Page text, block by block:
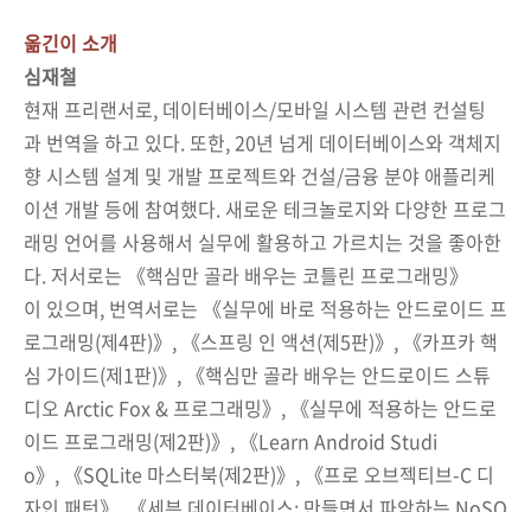
옮긴이 소개
심재철
현재 프리랜서로, 데이터베이스/모바일 시스템 관련 컨설팅
과 번역을 하고 있다. 또한, 20년 넘게 데이터베이스와 객체지
향 시스템 설계 및 개발 프로젝트와 건설/금융 분야 애플리케
이션 개발 등에 참여했다. 새로운 테크놀로지와 다양한 프로그
래밍 언어를 사용해서 실무에 활용하고 가르치는 것을 좋아한
다. 저서로는 《핵심만 골라 배우는 코틀린 프로그래밍》
이 있으며, 번역서로는 《실무에 바로 적용하는 안드로이드 프
로그래밍(제4판)》, 《스프링 인 액션(제5판)》, 《카프카 핵
심 가이드(제1판)》, 《핵심만 골라 배우는 안드로이드 스튜
디오 Arctic Fox & 프로그래밍》, 《실무에 적용하는 안드로
이드 프로그래밍(제2판)》, 《Learn Android Studi
o》, 《SQLite 마스터북(제2판)》, 《프로 오브젝티브-C 디